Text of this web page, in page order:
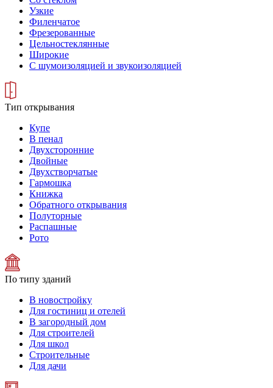
Узкие
Филенчатое
Фрезерованные
Цельностеклянные
Широкие
С шумоизоляцией и звукоизоляцией
Тип открывания
Купе
В пенал
Двухсторонние
Двойные
Двухстворчатые
Гармошка
Книжка
Обратного открывания
Полуторные
Распашные
Рото
По типу зданий
В новостройку
Для гостиниц и отелей
В загородный дом
Для строителей
Для школ
Строительные
Для дачи